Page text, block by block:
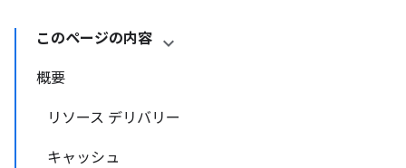
このページの内容
概要
リソース デリバリー
キャッシュ